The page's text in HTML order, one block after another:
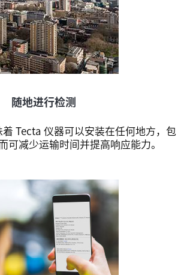
随地进行检测
Tecta 仪器可以安装在任何地方，包
可减少运输时间并提高响应能力。